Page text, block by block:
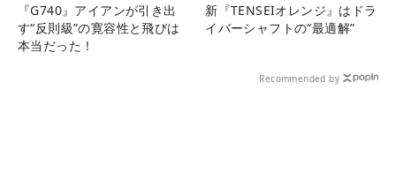
『G740』アイアンが引き出
す“反則級”の寛容性と飛びは
本当だった！
新『TENSEIオレンジ』はドラ
イバーシャフトの“最適解”
Recommended by